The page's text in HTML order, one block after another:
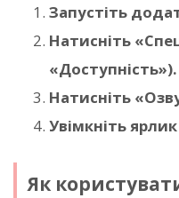
Запустіть
Натисніть
«Доступність»).
Натисніть
Увімкніть
Як